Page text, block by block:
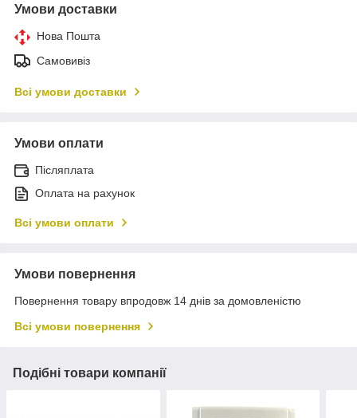
Умови доставки
Нова Пошта
Самовивіз
Всі умови доставки
Умови оплати
Післяплата
Оплата на рахунок
Всі умови оплати
Умови повернення
Повернення товару впродовж 14 днів за домовленістю
Всі умови повернення
Подібні товари компанії